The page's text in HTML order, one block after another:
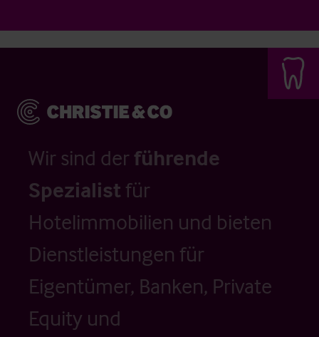
Wir sind der führende
Spezialistfür
Hotelimmobilien und bieten
Dienstleistungen für
Eigentümer, Banken, Private
Equity und